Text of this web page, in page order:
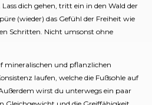
dich gehen, tritt ein in den Wald der
(wieder) das Gefühl der Freiheit wie
Schritten. Nicht umsonst ohne
mineralischen und pflanzlichen
laufen, welche die Fußsohle auf
wirst du unterwegs ein paar